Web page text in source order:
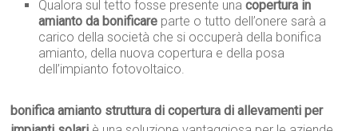
Qualora sul tetto fosse presente unacopertura in
amianto da bonificare parte o tutto dell’onere sarà a
carico della società che si occuperà della bonifica
amianto, della nuova copertura e della posa
dell’impianto fotovoltaico.
bonifica amianto struttura di copertura di allevamenti per